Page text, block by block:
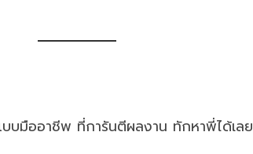
บมืออาชีพ ที่การันตีผลงาน ทักหาพี่ได้เล